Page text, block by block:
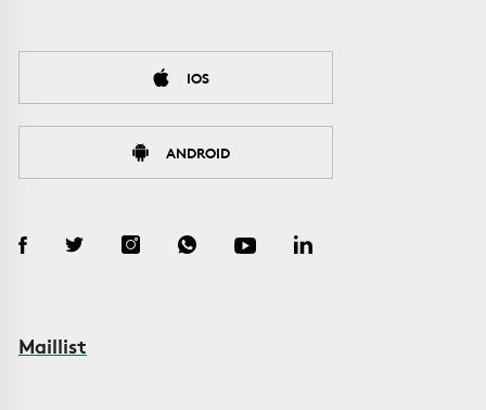
IOS
ANDROID
Maillist